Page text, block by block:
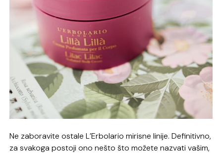
Ne zaboravite ostale L’Erbolario mirisne linije. Definitivno,
za svakoga postoji ono nešto što možete nazvati vašim,